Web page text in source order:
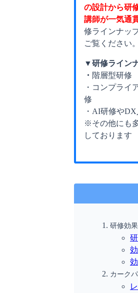
の設計から研
講師が一気通
修ラインナッ
ご覧ください。
▼研修ライン
・ 階層型研修
・コンプライ
修
・AI研修や
※その他にも
しております
研修効
カーク